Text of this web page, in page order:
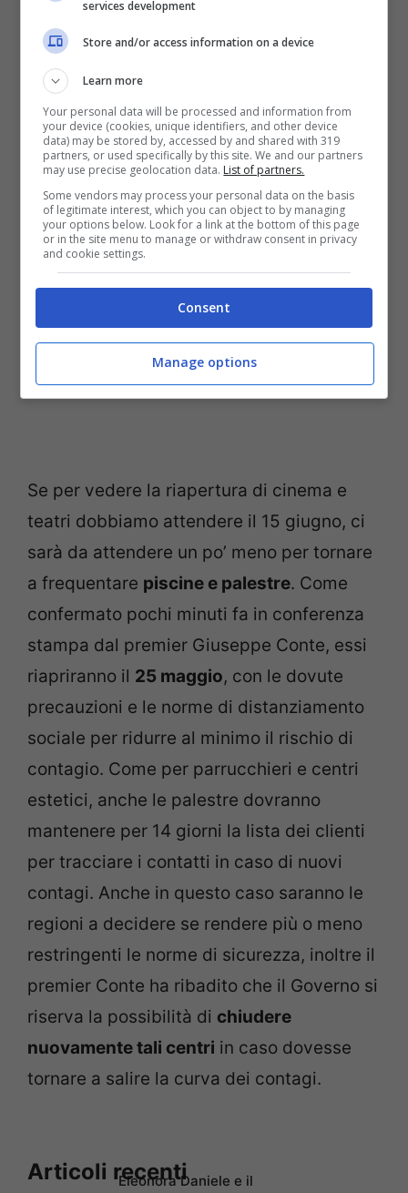
Se per vedere la riapertura di cinema e
teatri dobbiamo attendere il 15 giugno, ci
sarà da attendere un po’ meno per tornare
a frequentare piscine e palestre. Come
confermato pochi minuti fa in conferenza
stampa dal premier Giuseppe Conte, essi
riapriranno il 25 maggio, con le dovute
precauzioni e le norme di distanziamento
sociale per ridurre al minimo il rischio di
contagio. Come per parrucchieri e centri
estetici, anche le palestre dovranno
mantenere per 14 giorni la lista dei clienti
per tracciare i contatti in caso di nuovi
contagi. Anche in questo caso saranno le
regioni a decidere se rendere più o meno
restringenti le norme di sicurezza, inoltre il
premier Conte ha ribadito che il Governo si
riserva la possibilità di chiudere
nuovamente tali centri in caso dovesse
tornare a salire la curva dei contagi.
Articoli recentiEleonora Daniele e il
services development
Store and/or access information on a device
Learn more
Your personal data will be processed and information from
your device (cookies, unique identifiers, and other device
data) may be stored by, accessed by and shared with 319
partners, or used specifically by this site. We and our partners
may use precise geolocation data. List of partners.
Some vendors may process your personal data on the basis
of legitimate interest, which you can object to by managing
your options below. Look for a link at the bottom of this page
or in the site menu to manage or withdraw consent in privacy
and cookie settings.
Consent
Manage options